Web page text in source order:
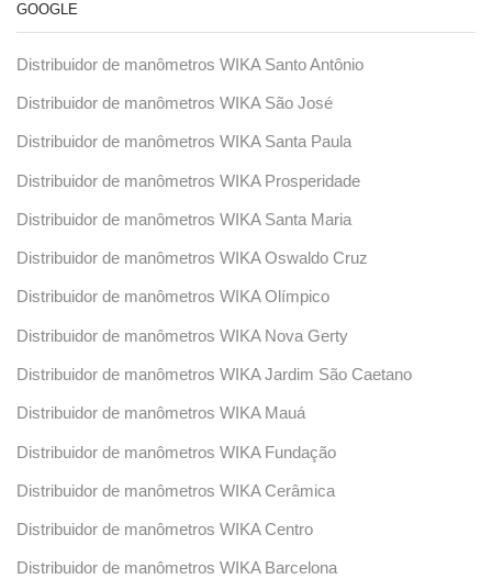
GOOGLE
Distribuidor de manômetros WIKA Santo Antônio
Distribuidor de manômetros WIKA São José
Distribuidor de manômetros WIKA Santa Paula
Distribuidor de manômetros WIKA Prosperidade
Distribuidor de manômetros WIKA Santa Maria
Distribuidor de manômetros WIKA Oswaldo Cruz
Distribuidor de manômetros WIKA Olímpico
Distribuidor de manômetros WIKA Nova Gerty
Distribuidor de manômetros WIKA Jardim São Caetano
Distribuidor de manômetros WIKA Mauá
Distribuidor de manômetros WIKA Fundação
Distribuidor de manômetros WIKA Cerâmica
Distribuidor de manômetros WIKA Centro
Distribuidor de manômetros WIKA Barcelona